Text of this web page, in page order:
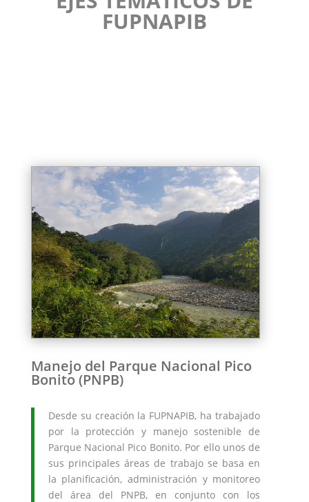
FUPNAPIB
Manejo del Parque Nacional Pico
Bonito (PNPB)
Desde su creación la FUPNAPIB, ha trabajado
por la protección y manejo sostenible de
Parque Nacional Pico Bonito. Por ello unos de
sus principales áreas de trabajo se basa en
la planificación, administración y monitoreo
del área del PNPB, en conjunto con los